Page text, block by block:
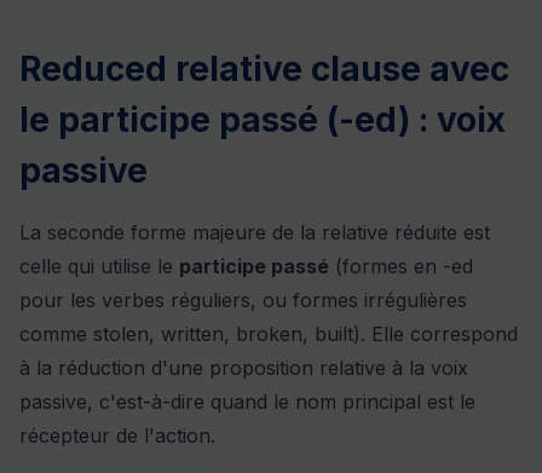
Reduced relative clause avec
le participe passé (-ed) : voix
passive
La seconde forme majeure de la relative réduite est
celle qui utilise le participe passé (formes en -ed
pour les verbes réguliers, ou formes irrégulières
comme stolen, written, broken, built). Elle correspond
à la réduction d'une proposition relative à la voix
passive, c'est-à-dire quand le nom principal est le
récepteur de l'action.